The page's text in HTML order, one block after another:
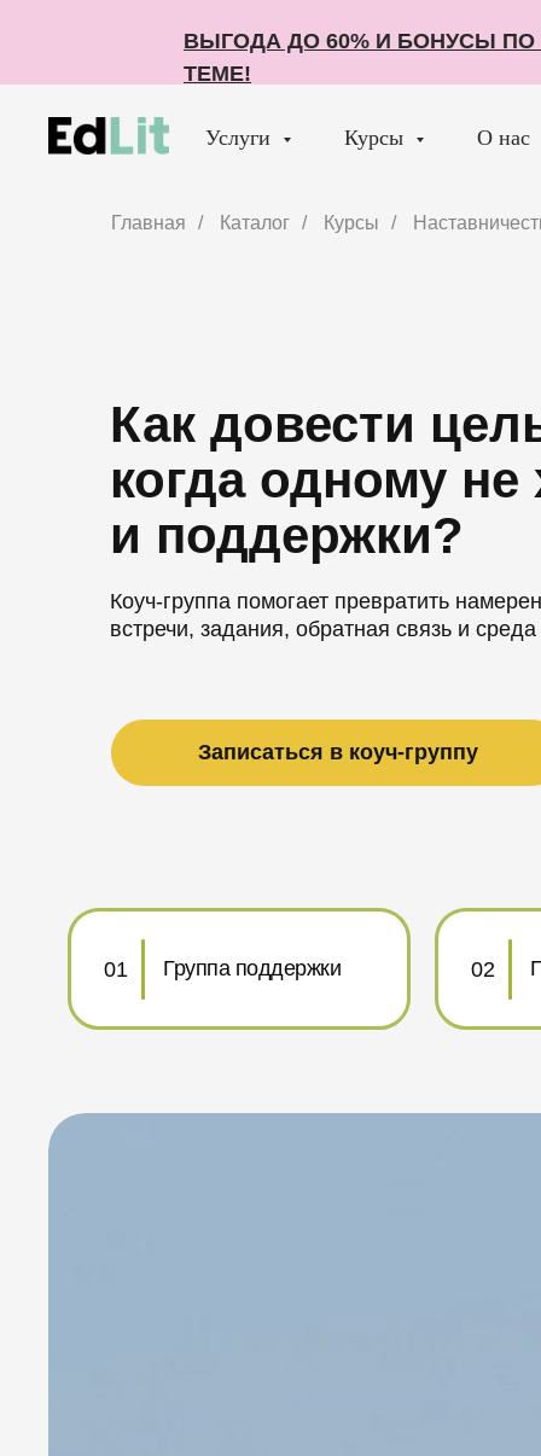
ВЫГОДА ДО 60% И БОНУСЫ
ТЕМЕ!
ВЫГОДА ДО 60% И БОНУСЫ
ТЕМЕ!
Услуги Курсы О нас
Главная / Каталог / Курсы /
Коуч‑группа помогает превратить
встречи, задания, обратная связь и среда
Записаться в коуч‑группу
02
01 Группа поддержки
Как довести
когда одному не
и поддержки?